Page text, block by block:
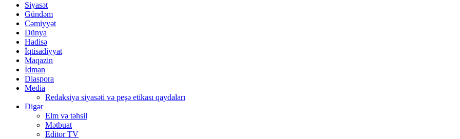
Siyasət
Gündəm
Cəmiyyət
Dünya
Hadisə
İqtisadiyyat
Maqazin
İdman
Diaspora
Media
Redaksiya siyasəti və peşə etikası qaydaları
Digər
Elm və təhsil
Mətbuat
Editor TV